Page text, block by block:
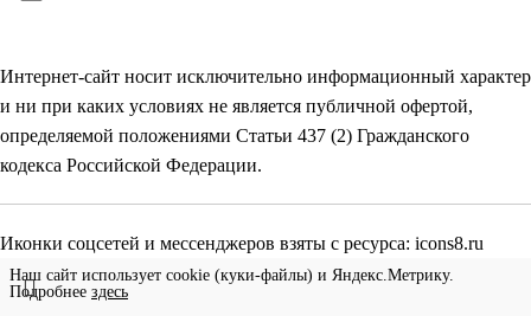
Интернет-сайт носит исключительно информационный характер
и ни при каких условиях не является публичной офертой,
определяемой положениями Статьи 437 (2) Гражданского
кодекса Российской Федерации.
Иконки соцсетей и мессенджеров взяты с ресурса: icons8.ru
Наш сайт использует cookie (куки-файлы) и Яндекс.Метрику.
Подробнее здесь